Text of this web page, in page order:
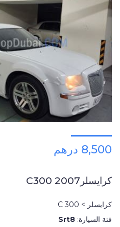
8,500 درهم
كرايسلرC300 2007
كرايسلر > 300 C
فئة السيارة: Srt8